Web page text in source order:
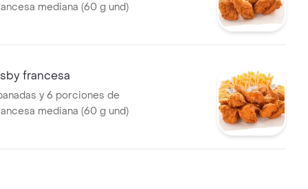
mediana (60 g und)
francesa
y 6 porciones de
mediana (60 g und)